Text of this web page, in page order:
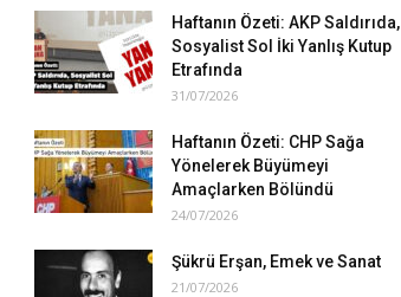
Haftanın Özeti: AKP Saldırıda,
Sosyalist Sol İki Yanlış Kutup
Etrafında
31/07/2026
Haftanın Özeti: CHP Sağa
Yönelerek Büyümeyi
Amaçlarken Bölündü
24/07/2026
Şükrü Erşan, Emek ve Sanat
21/07/2026